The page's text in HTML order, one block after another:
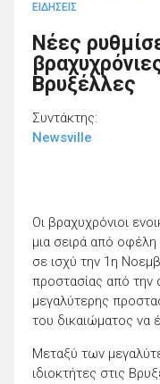
ΕΙΔΗΣΕΙΣ
Νέες
Βρυξέλλες
Συντάκτης:
Newsville
Οι βραχυχρόνιοι
μια σειρά από
σε ισχύ την 1η
προστασίας από την
μεγαλύτερης
του δικαιώματος να
Μεταξύ των
ιδιοκτήτες στις